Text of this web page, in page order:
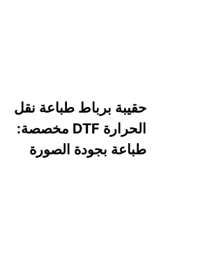
حقيبة برباط طباعة نقل
الحرارة DTF مخصصة:
طباعة بجودة الصورة